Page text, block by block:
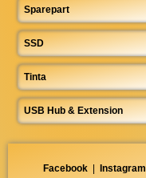
Sparepart
SSD
Tinta
USB Hub & Extension
Facebook | Instagram